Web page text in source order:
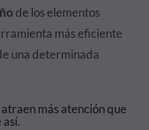
de los elementos
más eficiente
una determinada
más atención que